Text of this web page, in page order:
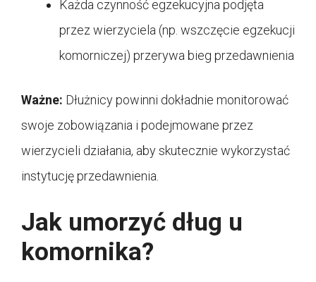
Każda czynność egzekucyjna podjęta
przez wierzyciela (np. wszczęcie egzekucji
komorniczej) przerywa bieg przedawnienia
Ważne: Dłużnicy powinni dokładnie monitorować
swoje zobowiązania i podejmowane przez
wierzycieli działania, aby skutecznie wykorzystać
instytucję przedawnienia.
Jak umorzyć dług u
komornika?